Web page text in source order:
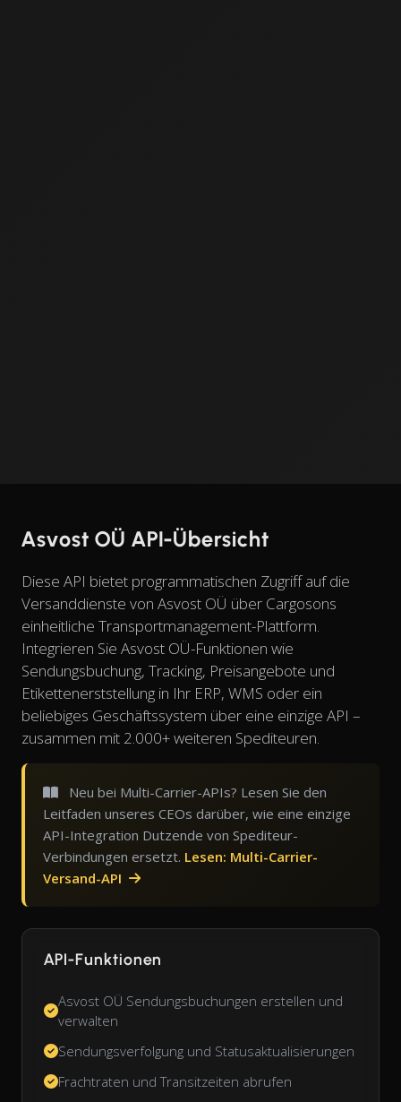
Asvost OÜ API-Übersicht
Diese API bietet programmatischen Zugriff auf die
Versanddienste von Asvost OÜ über Cargosons
einheitliche Transportmanagement-Plattform.
Integrieren Sie Asvost OÜ-Funktionen wie
Sendungsbuchung, Tracking, Preisangebote und
Etikettenerststellung in Ihr ERP, WMS oder ein
beliebiges Geschäftssystem über eine einzige API –
zusammen mit 2.000+ weiteren Spediteuren.
Neu bei Multi-Carrier-APIs? Lesen Sie den
Leitfaden unseres CEOs darüber, wie eine einzige
API-Integration Dutzende von Spediteur-
Verbindungen ersetzt. Lesen: Multi-Carrier-
Versand-API
API-Funktionen
Asvost OÜ Sendungsbuchungen erstellen und
verwalten
Sendungsverfolgung und Statusaktualisierungen
Frachtraten und Transitzeiten abrufen